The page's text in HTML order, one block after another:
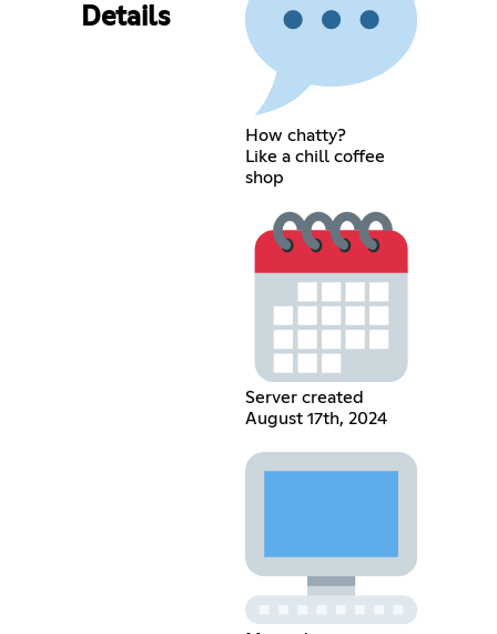
Details
How chatty?
Like a chill coffee
shop
Server created
August 17th, 2024